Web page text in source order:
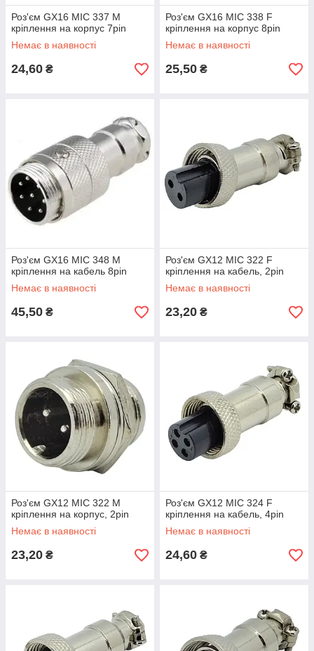
Роз'єм GX16 MIC 337 M
кріплення на корпус 7pin
Немає в наявності
24,60 ₴
Роз'єм GX16 MIC 338 F
кріплення на корпус 8pin
Немає в наявності
25,50 ₴
Роз'єм GX16 MIC 348 M
кріплення на кабель 8pin
Немає в наявності
45,50 ₴
Роз'єм GX12 MIC 322 F
кріплення на кабель, 2pin
Немає в наявності
23,20 ₴
Роз'єм GX12 MIC 322 M
кріплення на корпус, 2pin
Немає в наявності
23,20 ₴
Роз'єм GX12 MIC 324 F
кріплення на кабель, 4pin
Немає в наявності
24,60 ₴